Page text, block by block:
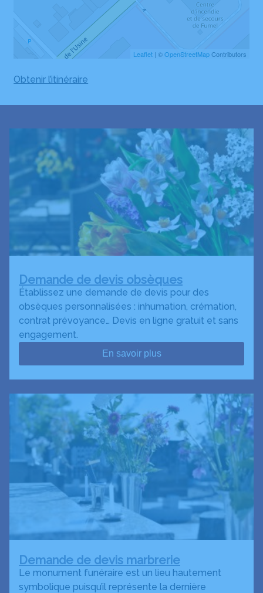
Leaflet| ©OpenStreetMapContributors
Obtenir l’itinéraire
Demande de devis obsèques
Établissez une demande de devis pour des
obsèques personnalisées : inhumation, crémation,
contrat prévoyance… Devis en ligne gratuit et sans
engagement.
En savoir plus
Demande de devis marbrerie
Le monument funéraire est un lieu hautement
symbolique puisqu’il représente la dernière